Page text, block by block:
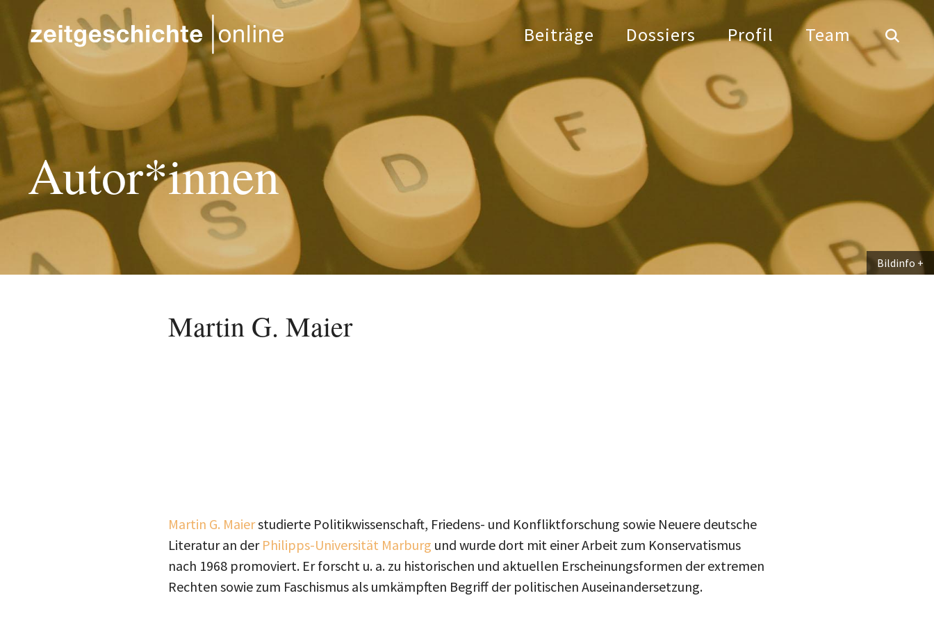
Direkt zum Inhalt
Beiträge Dossiers Profil Team
Autor*innen
Bildinfo
Martin G. Maier
Martin G. Maierstudierte Politikwissenschaft, Friedens- und Konfliktforschung sowie Neuere deutsche
Literatur an der Philipps-Universität Marburg und wurde dort mit einer Arbeit zum Konservatismus
nach 1968 promoviert. Er forscht u. a. zu historischen und aktuellen Erscheinungsformen der extremen
Rechten sowie zum Faschismus als umkämpften Begriff der politischen Auseinandersetzung.